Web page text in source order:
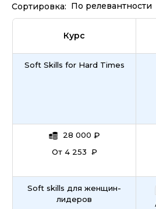
Сортировка: По релевантности
Курс
Soft Skills for Hard Times
28 000 ₽
От 4 253 ₽
Soft skills для женщин-
лидеров